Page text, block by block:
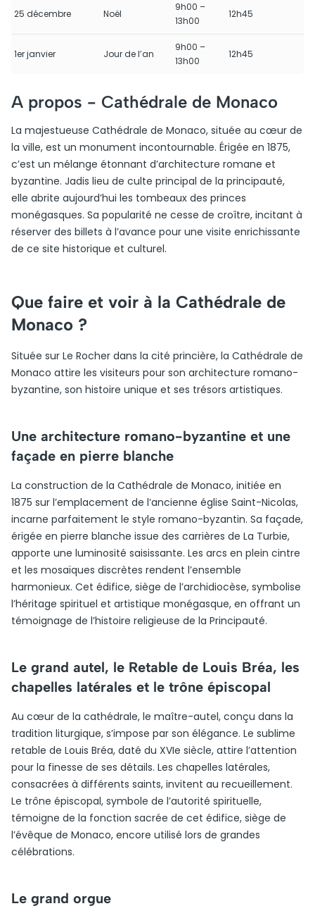
25 décembre Noël
9h00 –
13h00
12h45
1er janvier Jour de l’an
9h00 –
13h00
12h45
A propos - Cathédrale de Monaco
La majestueuse Cathédrale de Monaco, située au cœur de
la ville, est un monument incontournable. Érigée en 1875,
c’est un mélange étonnant d’architecture romane et
byzantine. Jadis lieu de culte principal de la principauté,
elle abrite aujourd’hui les tombeaux des princes
monégasques. Sa popularité ne cesse de croître, incitant à
réserver des billets à l’avance pour une visite enrichissante
de ce site historique et culturel.
Que faire et voir à la Cathédrale de
Monaco ?
Située sur Le Rocher dans la cité princière, la Cathédrale de
Monaco attire les visiteurs pour son architecture romano-
byzantine, son histoire unique et ses trésors artistiques.
Une architecture romano-byzantine et une
façade en pierre blanche
La construction de la Cathédrale de Monaco, initiée en
1875 sur l’emplacement de l’ancienne église Saint-Nicolas,
incarne parfaitement le style romano-byzantin. Sa façade,
érigée en pierre blanche issue des carrières de La Turbie,
apporte une luminosité saisissante. Les arcs en plein cintre
et les mosaïques discrètes rendent l’ensemble
harmonieux. Cet édifice, siège de l’archidiocèse, symbolise
l’héritage spirituel et artistique monégasque, en offrant un
témoignage de l’histoire religieuse de la Principauté.
Le grand autel, le Retable de Louis Bréa, les
chapelles latérales et le trône épiscopal
Au cœur de la cathédrale, le maître-autel, conçu dans la
tradition liturgique, s’impose par son élégance. Le sublime
retable de Louis Bréa, daté du XVIe siècle, attire l’attention
pour la finesse de ses détails. Les chapelles latérales,
consacrées à différents saints, invitent au recueillement.
Le trône épiscopal, symbole de l’autorité spirituelle,
témoigne de la fonction sacrée de cet édifice, siège de
l’évêque de Monaco, encore utilisé lors de grandes
célébrations.
Le grand orgue